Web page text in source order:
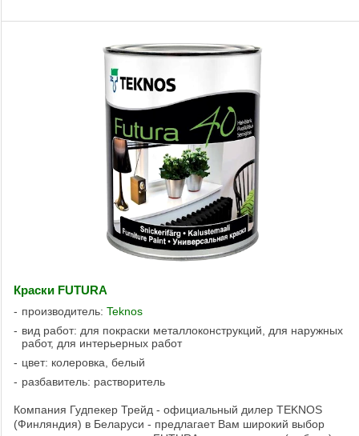
Краски FUTURA
производитель: Teknos
вид работ: для покраски металлоконструкций, для наружных
работ, для интерьерных работ
цвет: колеровка, белый
разбавитель: растворитель
Компания Гудпекер Трейд - официальный дилер TEKNOS
(Финляндия) в Беларуси - предлагает Вам широкий выбор